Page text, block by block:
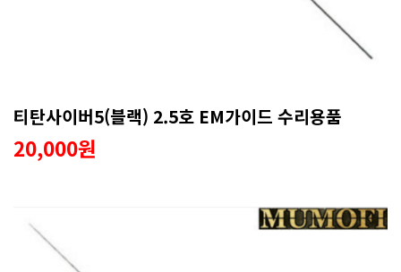
티탄사이버5(블랙) 2.5호 EM가이드 수리용품
20,000원